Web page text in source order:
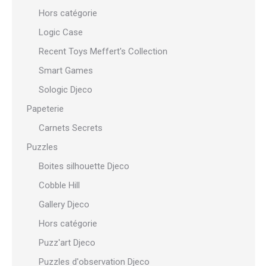
Hors catégorie
Logic Case
Recent Toys Meffert's Collection
Smart Games
Sologic Djeco
Papeterie
Carnets Secrets
Puzzles
Boites silhouette Djeco
Cobble Hill
Gallery Djeco
Hors catégorie
Puzz'art Djeco
Puzzles d'observation Djeco